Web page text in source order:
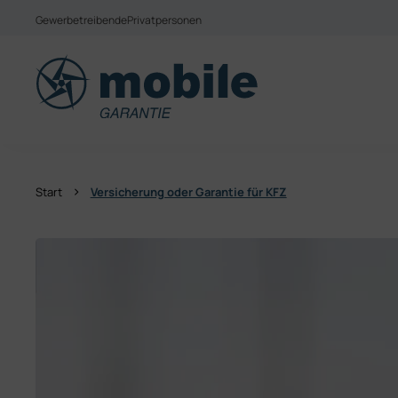
Weiter zum Inhalt
GewerbetreibendePrivatpersonen
Aktuell bieten wir leider keine Produkte für
Wechseln Sie zu mobile Garantie Österreich
Start › Versicherung oder Garantie für KFZ